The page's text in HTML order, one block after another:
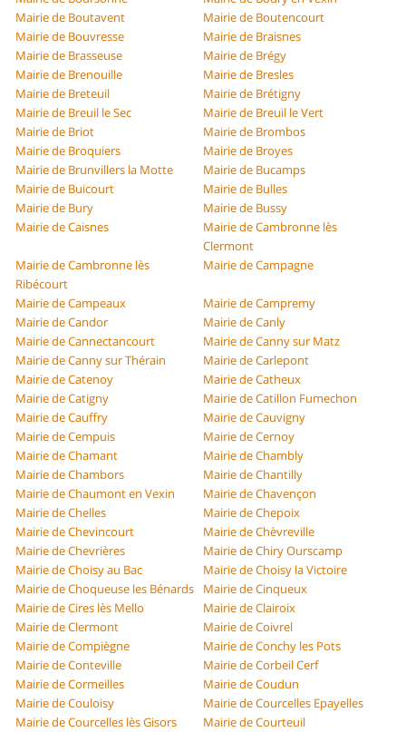
Mairie de Boutavent
Mairie de Boutencourt
Mairie de Bouvresse
Mairie de Braisnes
Mairie de Brasseuse
Mairie de Brégy
Mairie de Brenouille
Mairie de Bresles
Mairie de Breteuil
Mairie de Brétigny
Mairie de Breuil le Sec
Mairie de Breuil le Vert
Mairie de Briot
Mairie de Brombos
Mairie de Broquiers
Mairie de Broyes
Mairie de Brunvillers la Motte
Mairie de Bucamps
Mairie de Buicourt
Mairie de Bulles
Mairie de Bury
Mairie de Bussy
Mairie de Caisnes
Mairie de Cambronne lès
Clermont
Mairie de Cambronne lès
Ribécourt
Mairie de Campagne
Mairie de Campeaux
Mairie de Campremy
Mairie de Candor
Mairie de Canly
Mairie de Cannectancourt
Mairie de Canny sur Matz
Mairie de Canny sur Thérain
Mairie de Carlepont
Mairie de Catenoy
Mairie de Catheux
Mairie de Catigny
Mairie de Catillon Fumechon
Mairie de Cauffry
Mairie de Cauvigny
Mairie de Cempuis
Mairie de Cernoy
Mairie de Chamant
Mairie de Chambly
Mairie de Chambors
Mairie de Chantilly
Mairie de Chaumont en Vexin
Mairie de Chavençon
Mairie de Chelles
Mairie de Chepoix
Mairie de Chevincourt
Mairie de Chèvreville
Mairie de Chevrières
Mairie de Chiry Ourscamp
Mairie de Choisy au Bac
Mairie de Choisy la Victoire
Mairie de Choqueuse les Bénards
Mairie de Cinqueux
Mairie de Cires lès Mello
Mairie de Clairoix
Mairie de Clermont
Mairie de Coivrel
Mairie de Compiègne
Mairie de Conchy les Pots
Mairie de Conteville
Mairie de Corbeil Cerf
Mairie de Cormeilles
Mairie de Coudun
Mairie de Couloisy
Mairie de Courcelles Epayelles
Mairie de Courcelles lès Gisors
Mairie de Courteuil